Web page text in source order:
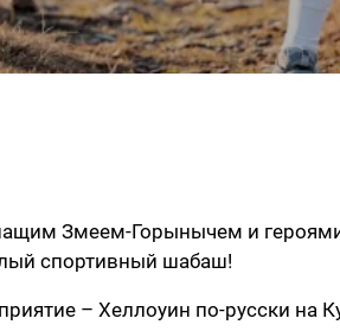
Змеем-Горынычем и героями
спортивный шабаш!
– Хеллоуин по-русски на